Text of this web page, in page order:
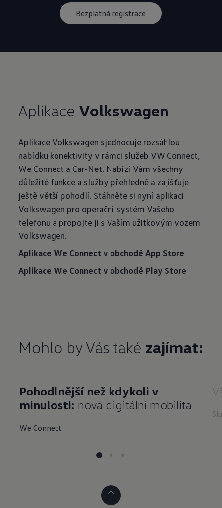
Bezplatná registrace
Aplikace Volkswagen
Aplikace Volkswagen sjednocuje rozsáhlou
nabídku konektivity v rámci služeb VW Connect,
We Connect a Car-Net. Nabízí Vám všechny
důležité funkce a služby přehledně a zajišťuje
ještě větší pohodlí. Stáhněte si nyní aplikaci
Volkswagen pro operační systém Vašeho
telefonu a propojte ji s Vaším užitkovým vozem
Volkswagen.
Aplikace We Connect v obchodě App Store
Aplikace We Connect v obchodě Play Store
Mohlo by Vás také zajímat:
Pohodlnější než kdykoli v
minulosti: nová digitální mobilita
We Connect